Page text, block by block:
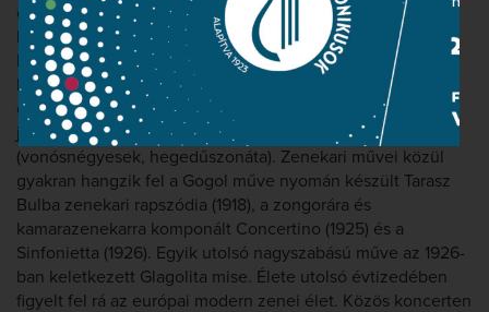
operájával aratta 1904-ben. További operái: Brouček úr
kirándulása a Holdba, Brouček úr kirándulása 15. századba,
Katja Kabanova, A ravasz rókácska, A Makropulosz-ügy,
Feljegyzések a holtak házából. Színpadi műveit az utóbbi
években újra felfedezték s sorra mutatják be a világ
jelentős operaházai. Jelentősek zongora- és kamaraművei
(vonósnégyesek, hegedűszonáta). Zenekari művei közül
gyakran hangzik fel a Gogol műve nyomán készült Tarasz
Bulba zenekari rapszódia (1918), a zongorára és
kamarazenekarra komponált Concertino (1925) és a
Sinfonietta (1926). Egyik utolsó nagyszabású műve az 1926-
ban keletkezett Glagolita mise. Élete utolsó évtizedében
figyelt fel rá az európai modern zenei élet. Közös koncerten